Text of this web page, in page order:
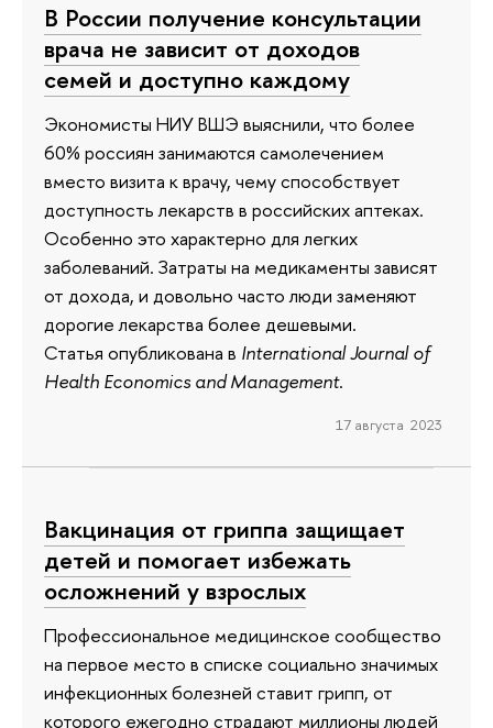
В России получение консультации
врача не зависит от доходов
семей и доступно каждому
Экономисты НИУ ВШЭ выяснили, что более
60% россиян занимаются самолечением
вместо визита к врачу, чему способствует
доступность лекарств в российских аптеках.
Особенно это характерно для легких
заболеваний. Затраты на медикаменты зависят
от дохода, и довольно часто люди заменяют
дорогие лекарства более дешевыми.
Статья опубликована в International Journal of
Health Economics and Management.
17 августа 2023
Вакцинация от гриппа защищает
детей и помогает избежать
осложнений у взрослых
Профессиональное медицинское сообщество
на первое место в списке социально значимых
инфекционных болезней ставит грипп, от
которого ежегодно страдают миллионы людей